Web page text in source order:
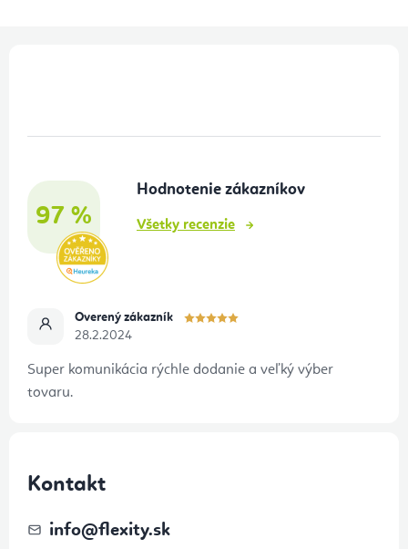
97 %
Hodnotenie zákazníkov
Všetky recenzie
Overený zákazník
28.2.2024
Super komunikácia rýchle dodanie a veľký výber
tovaru.
Kontakt
info@flexity.sk